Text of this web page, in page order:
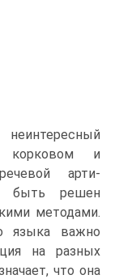
корковом и
арти-
быть решен
методами.
языка важно
на разных
что она